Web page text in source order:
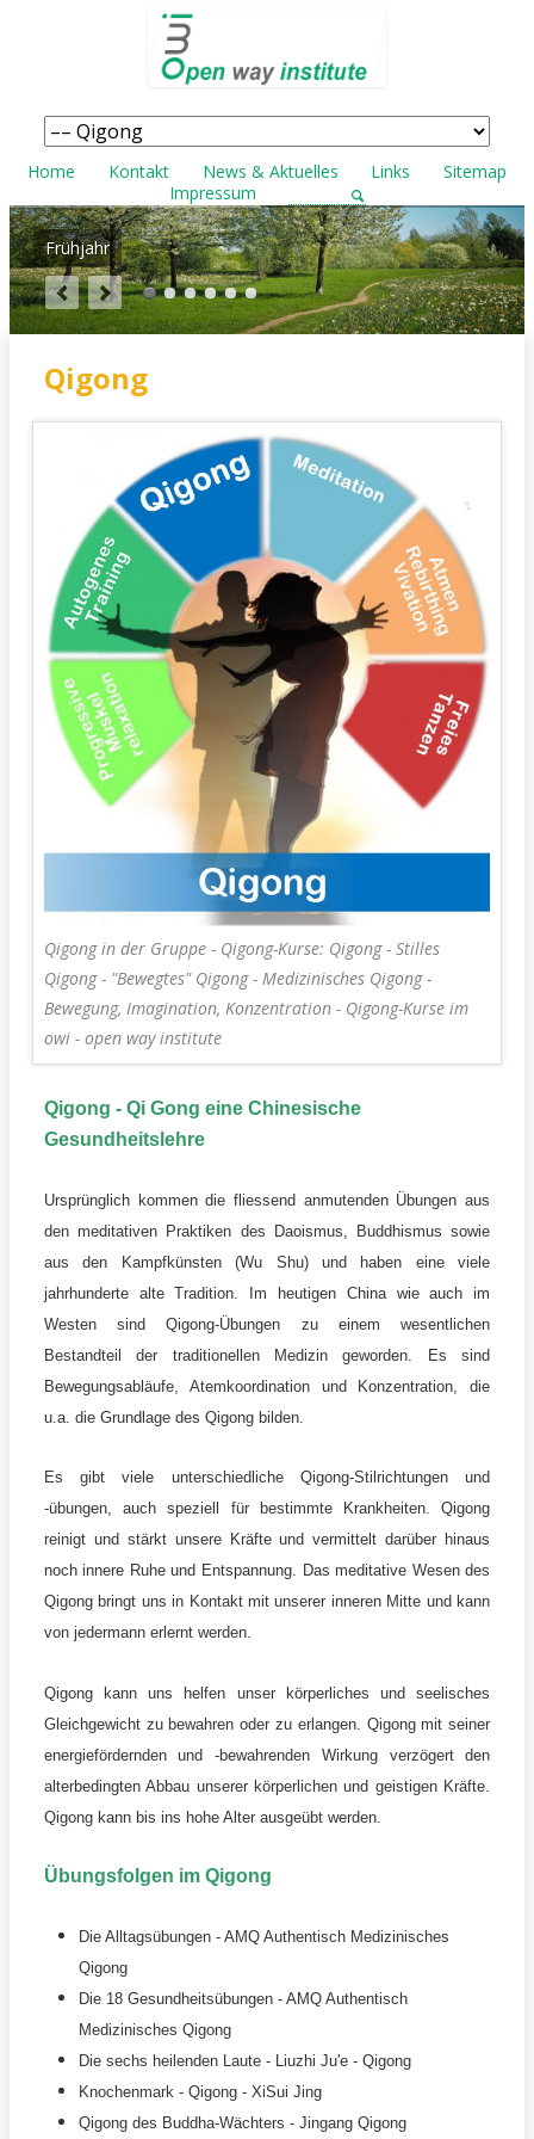
Navigation
überspringen
Navigation
Home Kontakt News & Aktuelles Links
Sitemap
Impressum
Frühjahr
Qigong
Qigong in der Gruppe - Qigong-Kurse: Qigong - Stilles
Qigong - "Bewegtes" Qigong - Medizinisches Qigong -
Bewegung, Imagination, Konzentration - Qigong-Kurse im
owi - open way institute
Qigong - Qi Gong eine Chinesische
Gesundheitslehre
Ursprünglich kommen die fliessend anmutenden Übungen aus
den meditativen Praktiken des Daoismus, Buddhismus sowie
aus den Kampfkünsten (Wu Shu) und haben eine viele
jahrhunderte alte Tradition. Im heutigen China wie auch im
Westen sind Qigong-Übungen zu einem wesentlichen
Bestandteil der traditionellen Medizin geworden. Es sind
Bewegungsabläufe, Atemkoordination und Konzentration, die
u.a. die Grundlage des Qigong bilden.
Es gibt viele unterschiedliche Qigong-Stilrichtungen und
-übungen, auch speziell für bestimmte Krankheiten. Qigong
reinigt und stärkt unsere Kräfte und vermittelt darüber hinaus
noch innere Ruhe und Entspannung. Das meditative Wesen des
Qigong bringt uns in Kontakt mit unserer inneren Mitte und kann
von jedermann erlernt werden.
Qigong kann uns helfen unser körperliches und seelisches
Gleichgewicht zu bewahren oder zu erlangen. Qigong mit seiner
energiefördernden und -bewahrenden Wirkung verzögert den
alterbedingten Abbau unserer körperlichen und geistigen Kräfte.
Qigong kann bis ins hohe Alter ausgeübt werden.
Übungsfolgen im Qigong
Die Alltagsübungen - AMQ Authentisch Medizinisches
Qigong
Die 18 Gesundheitsübungen - AMQ Authentisch
Medizinisches Qigong
Die sechs heilenden Laute - Liuzhi Ju'e - Qigong
Knochenmark - Qigong - XiSui Jing
Qigong des Buddha-Wächters - Jingang Qigong